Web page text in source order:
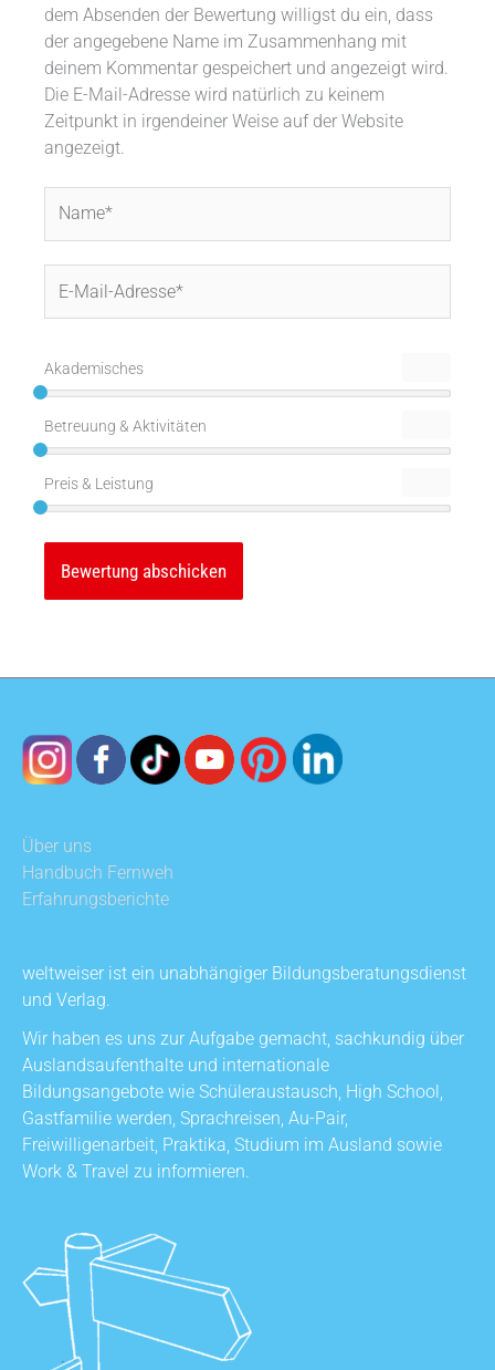
dem Absenden der Bewertung willigst du ein, dass
der angegebene Name im Zusammenhang mit
deinem Kommentar gespeichert und angezeigt wird.
Die E-Mail-Adresse wird natürlich zu keinem
Zeitpunkt in irgendeiner Weise auf der Website
angezeigt.
Mail-
Akademisches
Betreuung & Aktivitäten
Preis & Leistung
Über uns
Handbuch Fernweh
Erfahrungsberichte
weltweiser ist ein unabhängiger Bildungsberatungsdienst
und Verlag.
Wir haben es uns zur Aufgabe gemacht, sachkundig über
Auslandsaufenthalte und internationale
Bildungsangebote wie Schüleraustausch, High School,
Gastfamilie werden, Sprachreisen, Au-Pair,
Freiwilligenarbeit, Praktika, Studium im Ausland sowie
Work & Travel zu informieren.